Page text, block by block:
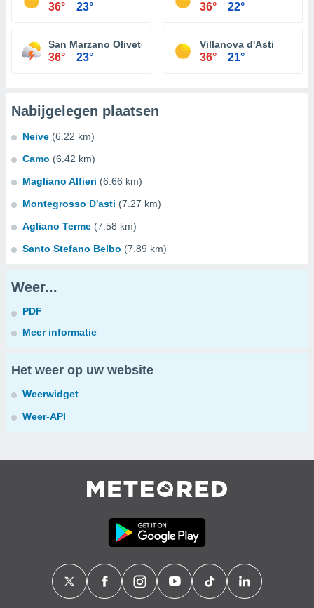
36° 23° 36° 22°
San Marzano Oliveto
36° 23°
Villanova d'Asti
36° 21°
Nabijgelegen plaatsen
Neive (6.22 km)
Camo (6.42 km)
Magliano Alfieri (6.66 km)
Montegrosso D'asti (7.27 km)
Agliano Terme (7.58 km)
Santo Stefano Belbo (7.89 km)
Weer...
PDF
Meer informatie
Het weer op uw website
Weerwidget
Weer-API